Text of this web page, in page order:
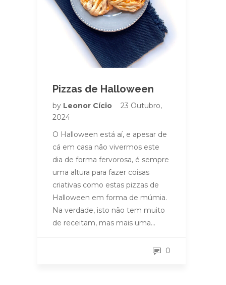
Pizzas de Halloween
by Leonor Cício
23 Outubro,
2024
O Halloween está aí, e apesar de
cá em casa não vivermos este
dia de forma fervorosa, é sempre
uma altura para fazer coisas
criativas como estas pizzas de
Halloween em forma de múmia.
Na verdade, isto não tem muito
de receitam, mas mais uma…
0